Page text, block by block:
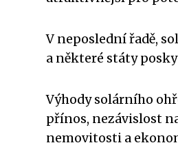
V neposlední řadě,
a některé státy
Výhody solárního
přínos, nezávislost
nemovitosti a